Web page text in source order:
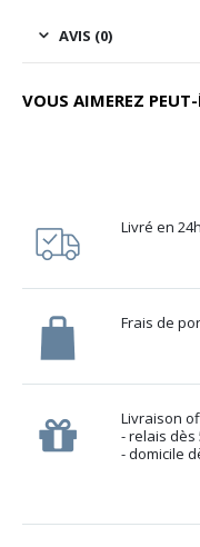
AVIS (0)
VOUS AIMEREZ
Livré en
Frais de
Livraison
- relais dès
- domicile